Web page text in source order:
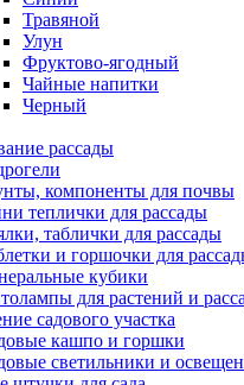
Травяной
Улун
Фруктово-ягодный
Чайные напитки
Черный
рассады
компоненты для почвы
теплички для рассады
таблички для рассады
и горшочки для
кубики
для растений и
садового участка
кашпо и горшки
светильники и